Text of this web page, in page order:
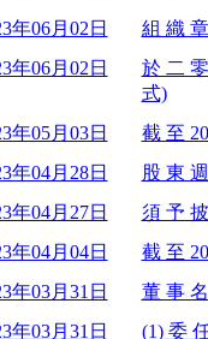
年06月02日
組 織
年06月02日
於 二
式)
年05月03日
截 至
年04月28日
股 東
年04月27日
須 予
年04月04日
截 至
年03月31日
董 事
年03月31日
(1) 委